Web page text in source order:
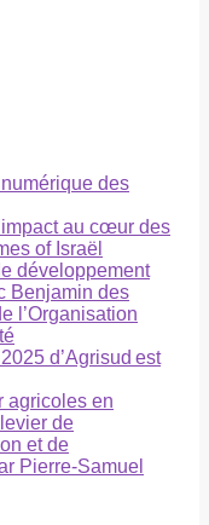
des
au cœur des
of Israël
développement
Benjamin des
l’Organisation
d’Agrisud est
agricoles en
de
et de
Pierre-Samuel